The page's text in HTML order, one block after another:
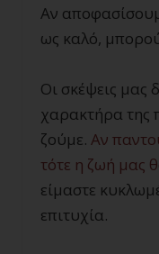
Αν
ως καλό,
Οι σκέψεις μας
χαρακτήρα της
ζούμε. Αν
τότε η ζωή μας
είμαστε
επιτυχία.